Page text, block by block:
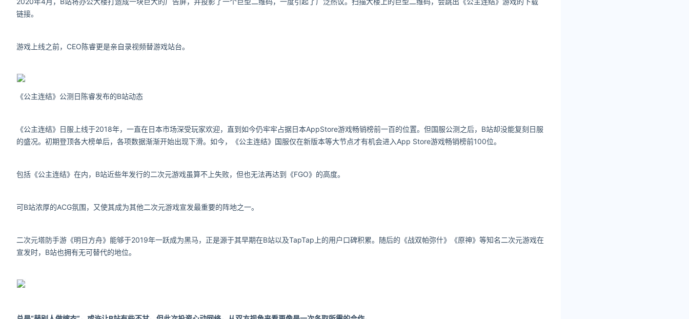
链接。
游戏上线之前，CEO陈睿更是亲自录视频替游戏站台。
《公主连结》公测日陈睿发布的B站动态
《公主连结》日服上线于2018年，一直在日本市场深受玩家欢迎，直到如今仍牢牢占据日本AppStore游戏畅销榜前一百的位置。但国服公测之后，B站却没能复刻日服
的盛况。初期登顶各大榜单后，各项数据渐渐开始出现下滑。如今，《公主连结》国服仅在新版本等大节点才有机会进入App Store游戏畅销榜前100位。
包括《公主连结》在内，B站近些年发行的二次元游戏虽算不上失败，但也无法再达到《FGO》的高度。
可B站浓厚的ACG氛围，又使其成为其他二次元游戏宣发最重要的阵地之一。
二次元塔防手游《明日方舟》能够于2019年一跃成为黑马，正是源于其早期在B站以及TapTap上的用户口碑积累。随后的《战双帕弥什》《原神》等知名二次元游戏在
宣发时，B站也拥有无可替代的地位。